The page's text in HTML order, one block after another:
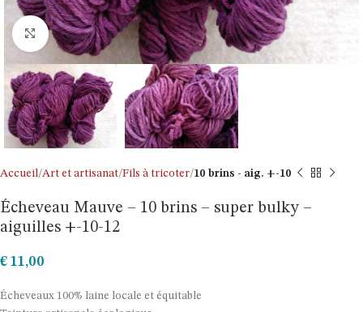
Click to enlarge
Accueil Art et artisanat Fils à tricoter 10 brins - aig. +-10
Écheveau Mauve – 10 brins – super bulky –
aiguilles +-10-12
€ 11,00
Écheveaux 100% laine locale et équitable